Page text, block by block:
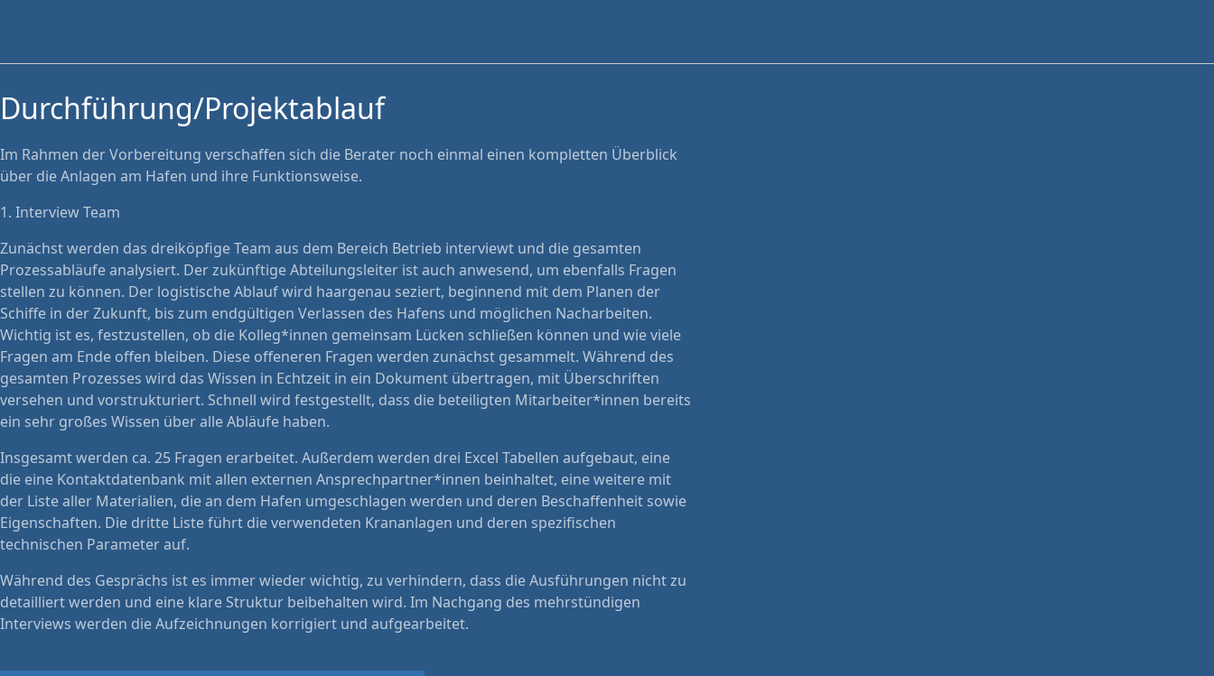
Durchführung/Projektablauf
Im Rahmen der Vorbereitung verschaffen sich die Berater noch einmal einen kompletten Überblick
über die Anlagen am Hafen und ihre Funktionsweise.
1. Interview Team
Zunächst werden das dreiköpfige Team aus dem Bereich Betrieb interviewt und die gesamten
Prozessabläufe analysiert. Der zukünftige Abteilungsleiter ist auch anwesend, um ebenfalls Fragen
stellen zu können. Der logistische Ablauf wird haargenau seziert, beginnend mit dem Planen der
Schiffe in der Zukunft, bis zum endgültigen Verlassen des Hafens und möglichen Nacharbeiten.
Wichtig ist es, festzustellen, ob die Kolleg*innen gemeinsam Lücken schließen können und wie viele
Fragen am Ende offen bleiben. Diese offeneren Fragen werden zunächst gesammelt. Während des
gesamten Prozesses wird das Wissen in Echtzeit in ein Dokument übertragen, mit Überschriften
versehen und vorstrukturiert. Schnell wird festgestellt, dass die beteiligten Mitarbeiter*innen bereits
ein sehr großes Wissen über alle Abläufe haben.
Insgesamt werden ca. 25 Fragen erarbeitet. Außerdem werden drei Excel Tabellen aufgebaut, eine
die eine Kontaktdatenbank mit allen externen Ansprechpartner*innen beinhaltet, eine weitere mit
der Liste aller Materialien, die an dem Hafen umgeschlagen werden und deren Beschaffenheit sowie
Eigenschaften. Die dritte Liste führt die verwendeten Krananlagen und deren spezifischen
technischen Parameter auf.
Während des Gesprächs ist es immer wieder wichtig, zu verhindern, dass die Ausführungen nicht zu
detailliert werden und eine klare Struktur beibehalten wird. Im Nachgang des mehrstündigen
Interviews werden die Aufzeichnungen korrigiert und aufgearbeitet.